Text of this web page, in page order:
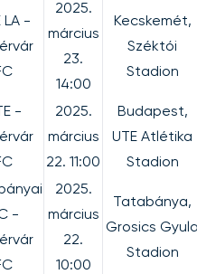
LA -
2025.
március
23.
14:00
Kecskemét,
Széktói
Stadion
-
2025.
március
22. 11:00
Budapest,
UTE Atlétika
Stadion
-
2025.
március
22.
10:00
Tatabánya,
Grosics
Stadion